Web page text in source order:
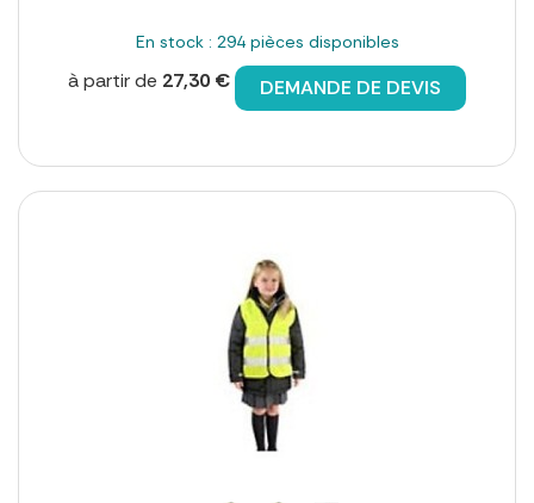
En stock : 294 pièces disponibles
à partir de 27,30 € DEMANDE DE DEVIS